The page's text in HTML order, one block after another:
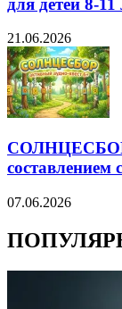
для детей 8-11
21.06.2026
СОЛНЦЕСБОР:
составлением
07.06.2026